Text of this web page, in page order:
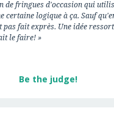
de fringues d'occasion qui
certaine logique à ça. Sauf
pas fait exprès. Une idée
le faire! »
Be the judge!